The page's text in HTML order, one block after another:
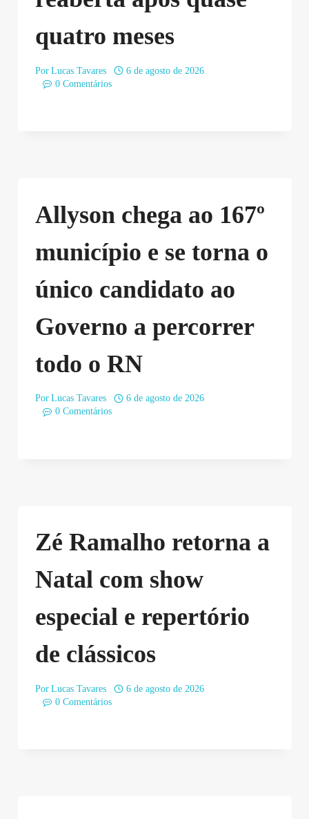
quatro meses
Por Lucas Tavares
6 de agosto de 2026
0 Comentários
Allyson chega ao 167º
município e se torna o
único candidato ao
Governo a percorrer
todo o RN
Por Lucas Tavares
6 de agosto de 2026
0 Comentários
Zé Ramalho retorna a
Natal com show
especial e repertório
de clássicos
Por Lucas Tavares
6 de agosto de 2026
0 Comentários